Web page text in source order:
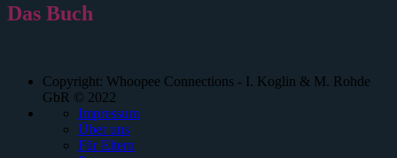
Das Buch
Copyright: Whoopee Connections - I. Koglin & M. Rohde
GbR © 2022
Impressum
Über uns
Für Eltern